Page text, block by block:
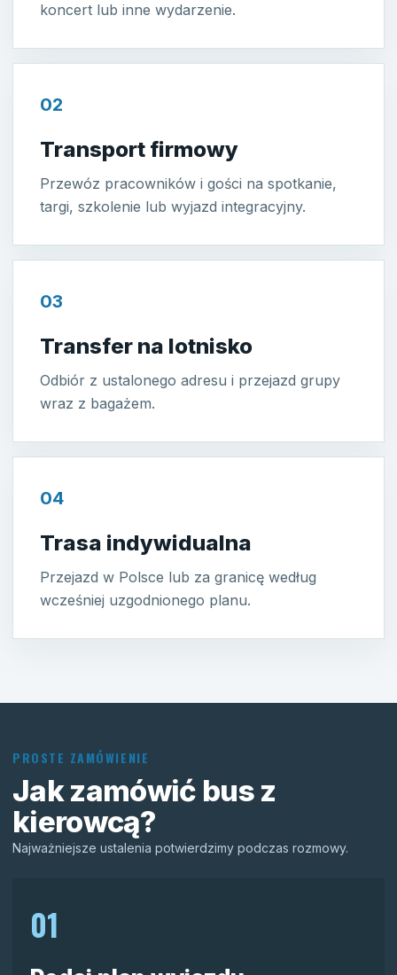
koncert lub inne wydarzenie.
02
Transport firmowy
Przewóz pracowników i gości na spotkanie,
targi, szkolenie lub wyjazd integracyjny.
03
Transfer na lotnisko
Odbiór z ustalonego adresu i przejazd grupy
wraz z bagażem.
04
Trasa indywidualna
Przejazd w Polsce lub za granicę według
wcześniej uzgodnionego planu.
PROSTE ZAMÓWIENIE
Jak zamówić bus z
kierowcą?
Najważniejsze ustalenia potwierdzimy podczas rozmowy.
01